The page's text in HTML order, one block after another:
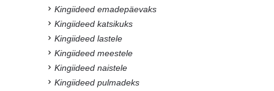
Kingiideed emadepäevaks
Kingiideed katsikuks
Kingiideed lastele
Kingiideed meestele
Kingiideed naistele
Kingiideed pulmadeks